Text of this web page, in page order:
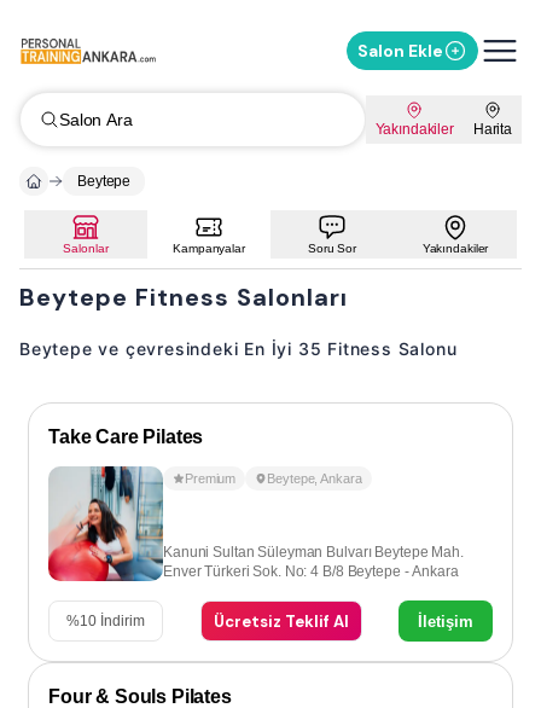
Salon Ekle
Salon Ara Yakındakiler Harita
Beytepe
Salonlar Kampanyalar Soru Sor Yakındakiler
Beytepe Fitness Salonları
Beytepe ve çevresindeki En İyi 35 Fitness Salonu
Take Care Pilates
Premium Beytepe,Ankara
Kanuni Sultan Süleyman Bulvarı Beytepe Mah.
Enver Türkeri Sok. No: 4 B/8 Beytepe - Ankara
%10 İndirim Ücretsiz Teklif Al İletişim
Four & Souls Pilates